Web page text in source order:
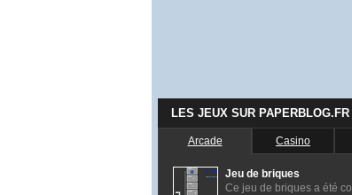
LES JEUX SUR PAPERBLOG.FR
Arcade Casino
Jeu de briques
Ce jeu de briques a été